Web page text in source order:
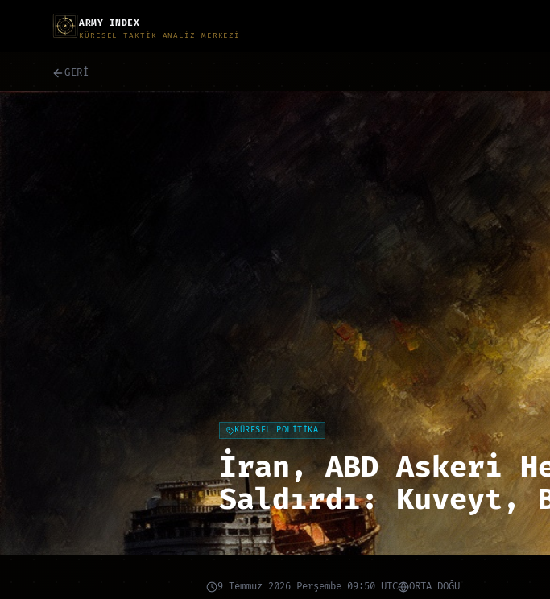
ARMY INDEX
KÜRESEL TAKTİK ANALİZ MERKEZİ
GERİ
KÜRESEL POLİTİKA
İran, ABD Askeri
Saldırdı: Kuveyt,
9 Temmuz 2026 Perşembe 09:50 UTC ORTA DOĞU